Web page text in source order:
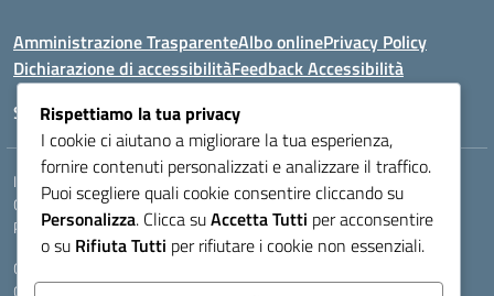
Amministrazione TrasparenteAlbo onlinePrivacy Policy
Dichiarazione di accessibilitàFeedback Accessibilità
Seguici su:
Indirizzo: VIA LAZIO, 3, 43100 PARMA (PR)
Centralino:0521272405 Email: PRIS00400B@istruzione.it
Posta elettronica certificata (PEC):pris00400b@pec.istruzione.it
Codice fiscale: 80011950344
Codice meccanografico:
Rispettiamo la tua privacy
I cookie ci aiutano a migliorare la tua esperienza,
fornire contenuti personalizzati e analizzare il traffico.
Puoi scegliere quali cookie consentire cliccando su
Personalizza. Clicca suAccetta Tutti per acconsentire
o su Rifiuta Tutti per rifiutare i cookie non essenziali.